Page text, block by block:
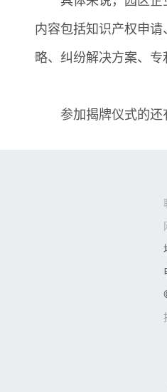
内容包括知识产权申
略、纠纷解决方案、专
参加揭牌仪式的还